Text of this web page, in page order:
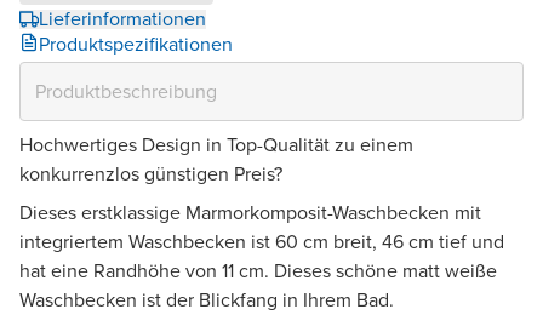
Lieferinformationen
Produktspezifikationen
Hochwertiges Design in Top-Qualität zu einem
konkurrenzlos günstigen Preis?
Dieses erstklassige Marmorkomposit-Waschbecken mit
integriertem Waschbecken ist 60 cm breit, 46 cm tief und
hat eine Randhöhe von 11 cm. Dieses schöne matt weiße
Waschbecken ist der Blickfang in Ihrem Bad.